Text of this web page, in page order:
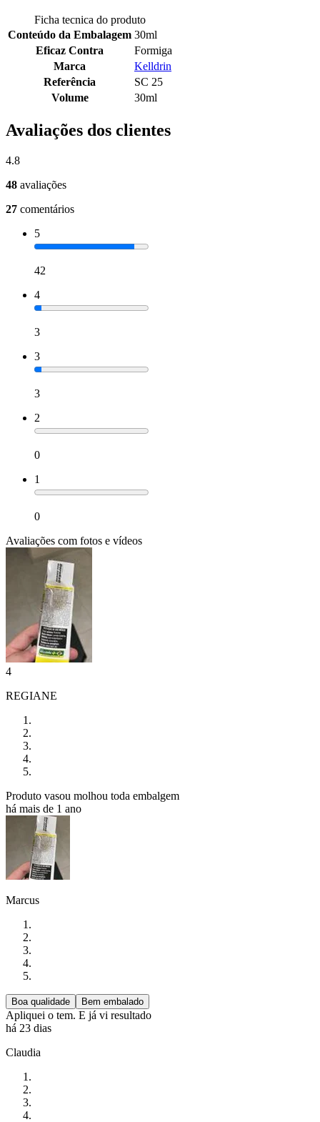
Ficha tecnica do produto
Conteúdo da Embalagem 30ml
Eficaz Contra
Formiga
Marca
Kelldrin
Referência
SC 25
Volume
30ml
Avaliações dos clientes
4.8
48 avaliações
27 comentários
5
42
4
3
3
3
2
0
1
0
Avaliações com fotos e vídeos
4
REGIANE
Produto vasou molhou toda embalgem
há mais de 1 ano
Marcus
Boa qualidade Bem embalado
Apliquei o tem. E já vi resultado
há 23 dias
Claudia